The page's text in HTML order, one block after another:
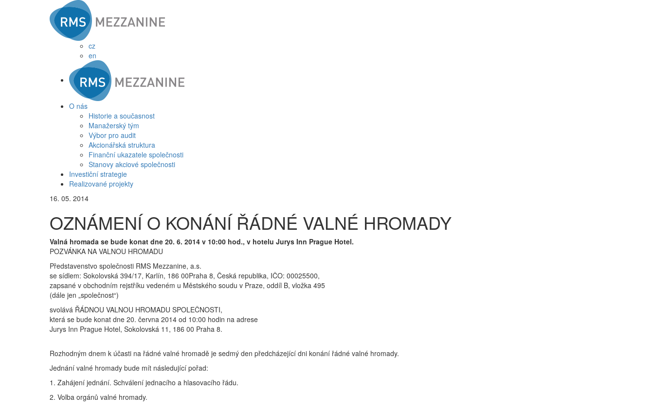
cz
en
O nás
Historie a současnost
Manažerský tým
Výbor pro audit
Akcionářská struktura
Finanční ukazatele společnosti
Stanovy akciové společnosti
Investiční strategie
Realizované projekty
16. 05. 2014
OZNÁMENÍ O KONÁNÍ ŘÁDNÉ VALNÉ HROMADY
Valná hromada se bude konat dne 20. 6. 2014 v 10:00 hod., v hotelu Jurys Inn Prague Hotel.
POZVÁNKA NA VALNOU HROMADU
Představenstvo společnosti RMS Mezzanine, a.s.
se sídlem: Sokolovská 394/17, Karlín, 186 00Praha 8, Česká republika, IČO: 00025500,
zapsané v obchodním rejstříku vedeném u Městského soudu v Praze, oddíl B, vložka 495
(dále jen „společnost“)
svolává ŘÁDNOU VALNOU HROMADU SPOLEČNOSTI,
která se bude konat dne 20. června 2014 od 10:00 hodin na adrese
Jurys Inn Prague Hotel, Sokolovská 11, 186 00 Praha 8.
Rozhodným dnem k účasti na řádné valné hromadě je sedmý den předcházející dni konání řádné valné hromady.
Jednání valné hromady bude mít následující pořad:
1. Zahájení jednání. Schválení jednacího a hlasovacího řádu.
2. Volba orgánů valné hromady.